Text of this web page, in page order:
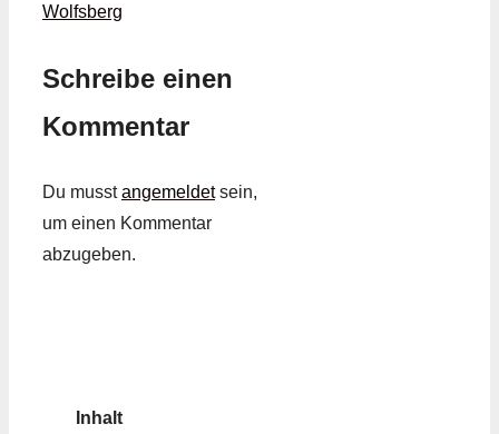
Wolfsberg
Schreibe einen
Kommentar
Du musstangemeldetsein,
um einen Kommentar
abzugeben.
Inhalt